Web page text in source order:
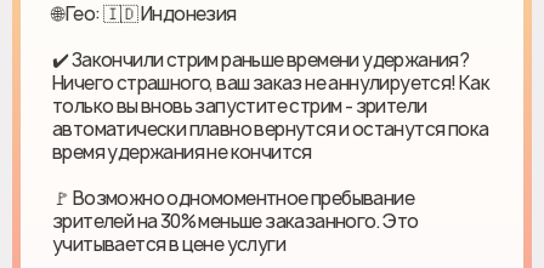
🌐 Гео: 🇮🇩 Индонезия
✔️ Закончили стрим раньше времени удержания?
Ничего страшного, ваш заказ не аннулируется! Как
только вы вновь запустите стрим - зрители
автоматически плавно вернутся и останутся пока
время удержания не кончится
🚩 Возможно одномоментное пребывание
зрителей на 30% меньше заказанного. Это
учитывается в цене услуги